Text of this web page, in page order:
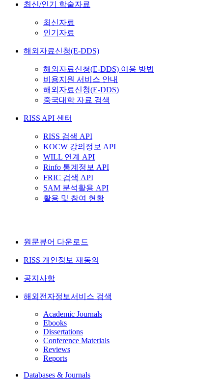
최신/인기 학술자료
최신자료
인기자료
해외자료신청(E-DDS)
해외자료신청(E-DDS) 이용 방법
비용지원 서비스 안내
해외자료신청(E-DDS)
중국대학 자료 검색
RISS API 센터
RISS 검색 API
KOCW 강의정보 API
WILL 연계 API
Rinfo 통계정보 API
FRIC 검색 API
SAM 분석활용 API
활용 및 참여 현황
원문뷰어 다운로드
RISS 개인정보 재동의
공지사항
해외전자정보서비스 검색
Academic Journals
Ebooks
Dissertations
Conference Materials
Reviews
Reports
Databases & Journals